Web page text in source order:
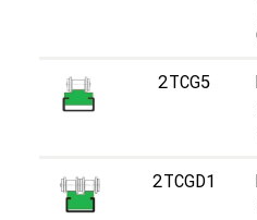
2TCG5
2TCGD1